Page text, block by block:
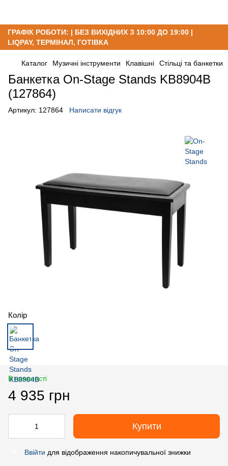
ГРАФІК РОБОТИ: | БЕЗ ВИХІДНИХ З 10:00 ДО 19:00 |
LIQPAY, ТЕРМІНАЛ, ГОТІВКА
Каталог Музичні інструменти Клавішні Стільці та банкетки
Банкетка On-Stage Stands KB8904B
(127864)
Артикул: 127864 Написати відгук
Колір
В наявності
4 935 грн
Купити
Ввійти для відображення накопичувальної знижки